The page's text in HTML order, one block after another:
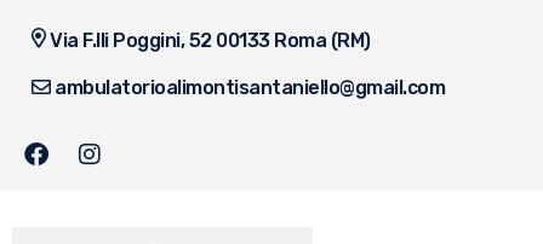
Via F.lli Poggini, 52 00133 Roma (RM)
ambulatorioalimontisantaniello@gmail.com